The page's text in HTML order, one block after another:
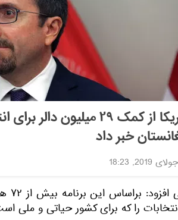
امریکا از کمک ۲۹
خبر داد
را که برای کشور حیاتی و ملی